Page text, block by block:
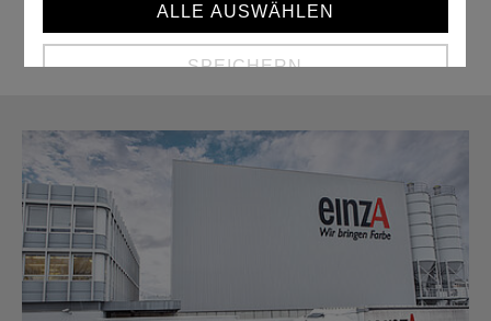
ALLE AUSWÄHLEN
SPEICHERN
Impressum|Datenschutz